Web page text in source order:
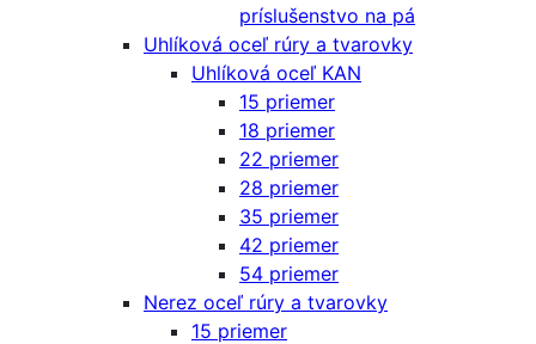
príslušenstvo na pá
Uhlíková oceľ rúry a tvarovky
Uhlíková oceľ KAN
15 priemer
18 priemer
22 priemer
28 priemer
35 priemer
42 priemer
54 priemer
Nerez oceľ rúry a tvarovky
15 priemer